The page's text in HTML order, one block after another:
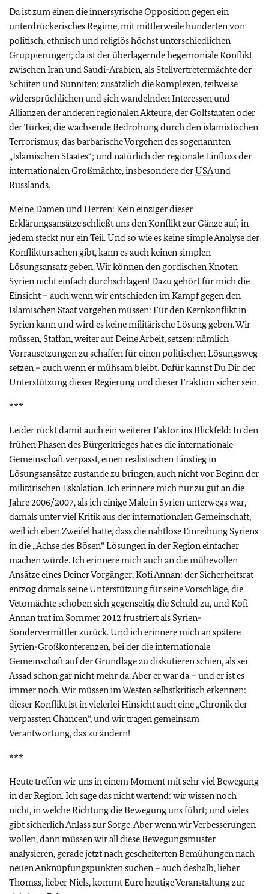
Da ist zum einen die innersyrische Opposition gegen ein
unterdrückerisches Regime, mit mittlerweile hunderten von
politisch, ethnisch und religiös höchst unterschiedlichen
Gruppierungen; da ist der überlagernde hegemoniale Konflikt
zwischen Iran und Saudi-Arabien, als Stellvertretermächte der
Schiiten und Sunniten; zusätzlich die komplexen, teilweise
widersprüchlichen und sich wandelnden Interessen und
Allianzen der anderen regionalen Akteure, der Golfstaaten oder
der Türkei; die wachsende Bedrohung durch den islamistischen
Terrorismus; das barbarische Vorgehen des sogenannten
„Islamischen Staates“; und natürlich der regionale Einfluss der
internationalen Großmächte, insbesondere derUSAund
Russlands.
Meine Damen und Herren: Kein einziger dieser
Erklärungsansätze schließt uns den Konflikt zur Gänze auf; in
jedem steckt nur ein Teil. Und so wie es keine simple Analyse der
Konfliktursachen gibt, kann es auch keinen simplen
Lösungsansatz geben. Wir können den gordischen Knoten
Syrien nicht einfach durchschlagen! Dazu gehört für mich die
Einsicht – auch wenn wir entschieden im Kampf gegen den
Islamischen Staat vorgehen müssen: Für den Kernkonflikt in
Syrien kann und wird es keine militärische Lösung geben. Wir
müssen, Staffan, weiter auf Deine Arbeit, setzen: nämlich
Vorrausetzungen zu schaffen für einen politischen Lösungsweg
setzen – auch wenn er mühsam bleibt. Dafür kannst Du Dir der
Unterstützung dieser Regierung und dieser Fraktion sicher sein.
***
Leider rückt damit auch ein weiterer Faktor ins Blickfeld: In den
frühen Phasen des Bürgerkrieges hat es die internationale
Gemeinschaft verpasst, einen realistischen Einstieg in
Lösungsansätze zustande zu bringen, auch nicht vor Beginn der
militärischen Eskalation. Ich erinnere mich nur zu gut an die
Jahre 2006/2007, als ich einige Male in Syrien unterwegs war,
damals unter viel Kritik aus der internationalen Gemeinschaft,
weil ich eben Zweifel hatte, dass die nahtlose Einreihung Syriens
in die „Achse des Bösen“ Lösungen in der Region einfacher
machen würde. Ich erinnere mich auch an die mühevollen
Ansätze eines Deiner Vorgänger, Kofi Annan: der Sicherheitsrat
entzog damals seine Unterstützung für seine Vorschläge, die
Vetomächte schoben sich gegenseitig die Schuld zu, und Kofi
Annan trat im Sommer 2012 frustriert als Syrien-
Sondervermittler zurück. Und ich erinnere mich an spätere
Syrien-Großkonferenzen, bei der die internationale
Gemeinschaft auf der Grundlage zu diskutieren schien, als sei
Assad schon gar nicht mehr da. Aber er war da – und er ist es
immer noch. Wir müssen im Westen selbstkritisch erkennen:
dieser Konflikt ist in vielerlei Hinsicht auch eine „Chronik der
verpassten Chancen“, und wir tragen gemeinsam
Verantwortung, das zu ändern!
***
Heute treffen wir uns in einem Moment mit sehr viel Bewegung
in der Region. Ich sage das nicht wertend: wir wissen noch
nicht, in welche Richtung die Bewegung uns führt; und vieles
gibt sicherlich Anlass zur Sorge. Aber wenn wir Verbesserungen
wollen, dann müssen wir all diese Bewegungsmuster
analysieren, gerade jetzt nach gescheiterten Bemühungen nach
neuen Anknüpfungspunkten suchen – auch deshalb, lieber
Thomas, lieber Niels, kommt Eure heutige Veranstaltung zur